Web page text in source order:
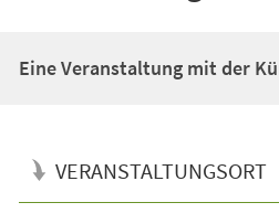
Eine Veranstaltung mit der
VERANSTALTUNGSORT